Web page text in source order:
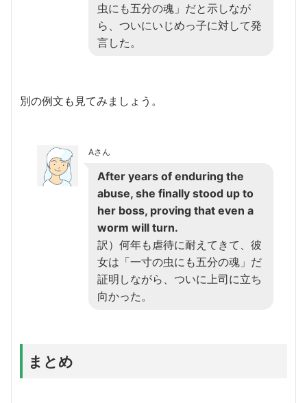
虫にも五分の魂」だと示しなが
ら、ついにいじめっ子に対して発
言した。
別の例文も見てみましょう。
Aさん
After years of enduring the
abuse, she finally stood up to
her boss, proving that even a
worm will turn.
訳）何年も虐待に耐えてきて、彼
女は「一寸の虫にも五分の魂」だ
証明しながら、ついに上司に立ち
向かった。
まとめ